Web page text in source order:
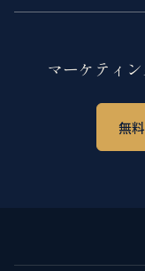
マーケティ
無